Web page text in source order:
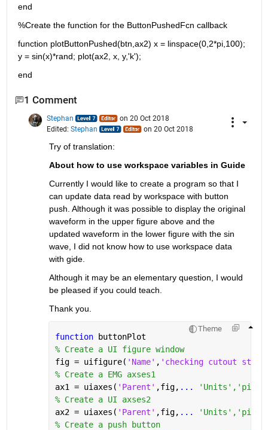
end
%Create the function for the ButtonPushedFcn callback
function plotButtonPushed(btn,ax2) x = linspace(0,2*pi,100);
y = sin(x)*rand; plot(ax2, x, y,'k');
end
1 Comment
Stephan
on 20 Oct 2018
Edited: Stephan on 20 Oct 2018
Try of translation:
About how to use workspace variables in Guide
Currently I would like to create a program so that I
can update data read by workspace with button
push. Although it was possible to display the original
waveform in the upper figure above and the
updated waveform in the lower figure with the sin
wave, I did not know how to use workspace data
with gide.
Although it may be an elementary question, I would
be pleased if you could teach.
Thank you.
Theme
function buttonPlot
% Create a UI figure window
fig = uifigure( 'Name' , 'checking cutout
% Create a EMG axses1
ax1 = uiaxes( 'Parent' ,fig, ...
% Create a UI axses2
ax2 = uiaxes( 'Parent' ,fig, ...
% Create a push button